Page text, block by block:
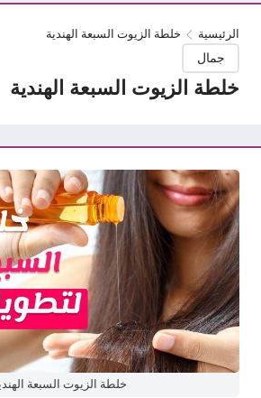
الرئيسية خلطة الزيوت السبعة الهندية
جمال
خلطة الزيوت السبعة الهندية
خلطة الزيوت السبعة